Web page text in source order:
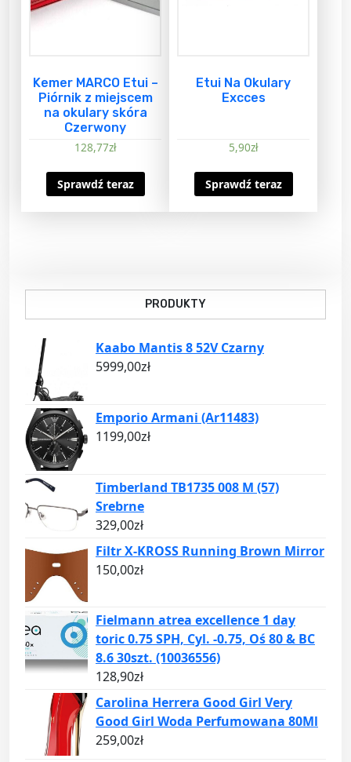
Kemer MARCO Etui –
Piórnik z miejscem
na okulary skóra
Czerwony
128,77zł
Sprawdź teraz
Etui Na Okulary
Excces
5,90zł
Sprawdź teraz
PRODUKTY
Kaabo Mantis 8 52V Czarny
5999,00zł
Emporio Armani (Ar11483)
1199,00zł
Timberland TB1735 008 M (57)
Srebrne
329,00zł
Filtr X-KROSS Running Brown Mirror
150,00zł
Fielmann atrea excellence 1 day
toric 0.75 SPH, Cyl. -0.75, Oś 80 & BC
8.6 30szt. (10036556)
128,90zł
Carolina Herrera Good Girl Very
Good Girl Woda Perfumowana 80Ml
259,00zł